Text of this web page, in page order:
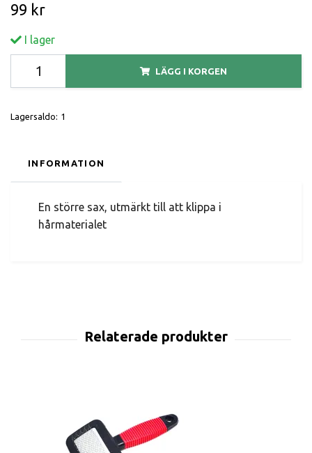
99 kr
I lager
LÄGG I KORGEN
Lagersaldo: 1
INFORMATION
En större sax, utmärkt till att klippa i
hårmaterialet